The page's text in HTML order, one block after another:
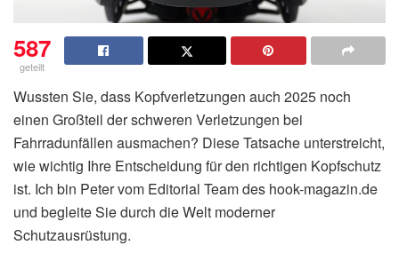
587
geteilt
Wussten Sie, dass Kopfverletzungen auch 2025 noch
einen Großteil der schweren Verletzungen bei
Fahrradunfällen ausmachen? Diese Tatsache unterstreicht,
wie wichtig Ihre Entscheidung für den richtigen Kopfschutz
ist. Ich bin Peter vom Editorial Team des hook-magazin.de
und begleite Sie durch die Welt moderner
Schutzausrüstung.